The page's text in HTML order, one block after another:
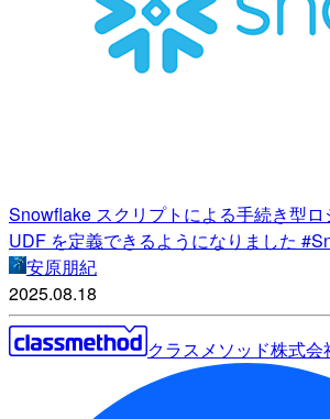
Snowflake スクリプトによる手続き型
UDF を定義できるようになりました
安原朋紀
2025.08.18
クラスメソッド株式会